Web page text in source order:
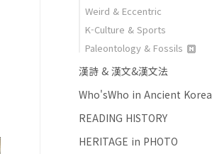
Weird & Eccentric
K-Culture & Sports
Paleontology & Fossils
漢詩 & 漢文&漢文法
Who'sWho in Ancient Korea
READING HISTORY
HERITAGE in PHOTO